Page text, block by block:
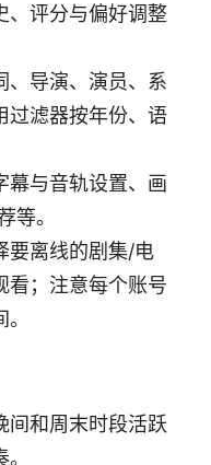
、评分与偏好调整
、导演、演员、系
过滤器按年份、语
幕与音轨设置、画
等。
要离线的剧集/电
看；注意每个账号
间和周末时段活跃